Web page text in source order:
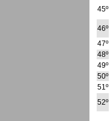
45º
46º
47º
48º
49º
50º
51º
52º